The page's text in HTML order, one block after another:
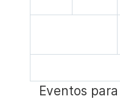
Eventos para